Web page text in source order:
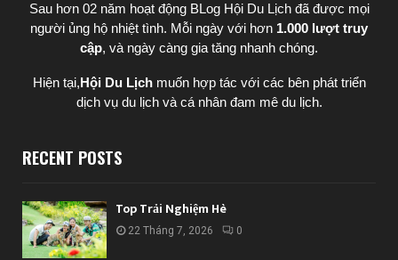
Sau hơn 02 năm hoạt động BLog Hội Du Lịch đã được mọi
người ủng hộ nhiệt tình. Mỗi ngày với hơn 1.000 lượt truy
cập, và ngày càng gia tăng nhanh chóng.
Hiện tại,Hội Du Lịch muốn hợp tác với các bên phát triển
dịch vụ du lịch và cá nhân đam mê du lịch.
RECENT POSTS
Top Trải Nghiệm Hè
22 Tháng 7, 2026 0